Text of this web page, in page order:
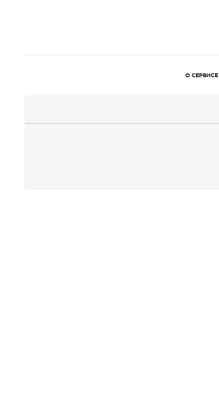
О СЕРВИСЕ